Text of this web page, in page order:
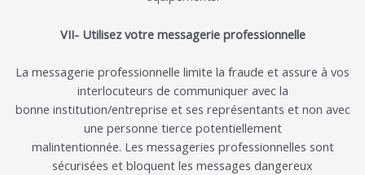
VII- Utilisez votre messagerie professionnelle
La messagerie professionnelle limite la fraude et assure à vos
interlocuteurs de communiquer avec la
bonne institution/entreprise et ses représentants et non avec
une personne tierce potentiellement
malintentionnée. Les messageries professionnelles sont
sécurisées et bloquent les messages dangereux